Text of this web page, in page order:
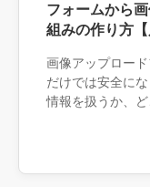
フォームから
組みの作り方【
画像アップロー
だけでは安全に
情報を扱うか、
ウド保存・個別